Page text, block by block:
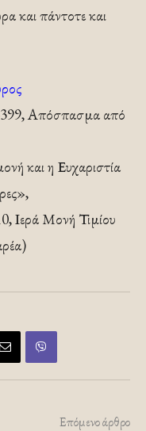
και πάντοτε και
Απόσπασμα από
και η Ευχαριστία
Μονή Τιμίου
Επόμενο άρθρο